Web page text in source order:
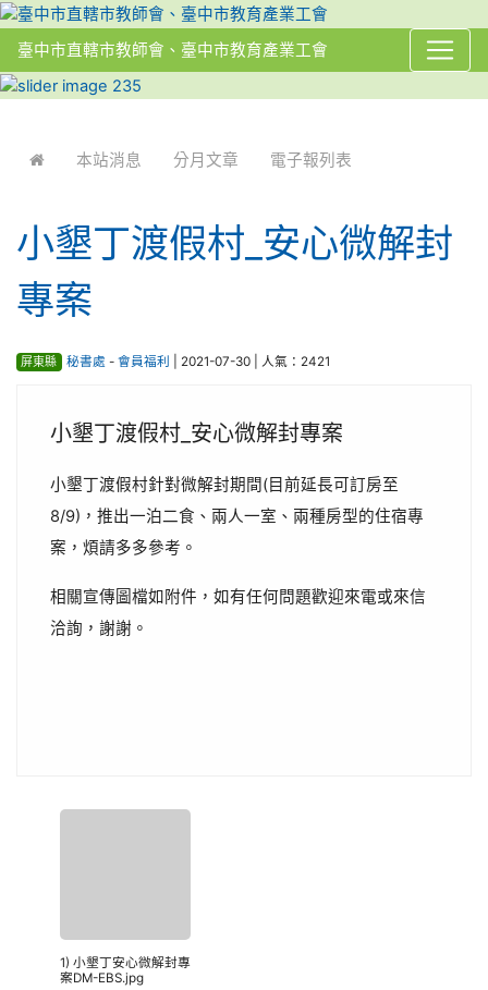
臺中市直轄市教師會、臺中市教育產業工會
本站消息 分月文章 電子報列表
小墾丁渡假村_安心微解封
專案
屏東縣 秘書處 - 會員福利 | 2021-07-30 | 人氣：2421
小墾丁渡假村_安心微解封專案
小墾丁渡假村針對微解封期間(目前延長可訂房至
8/9)，推出一泊二食、兩人一室、兩種房型的住宿專
案，煩請多多參考。
相關宣傳圖檔如附件，如有任何問題歡迎來電或來信
洽詢，謝謝。
1) 小墾丁安心微解封專
案DM-EBS.jpg